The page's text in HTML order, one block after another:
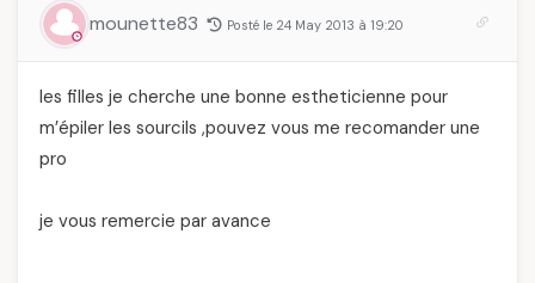
mounette83 Posté le 24 May 2013 à 19:20
les filles je cherche une bonne estheticienne pour
m’épiler les sourcils ,pouvez vous me recomander une
pro
je vous remercie par avance